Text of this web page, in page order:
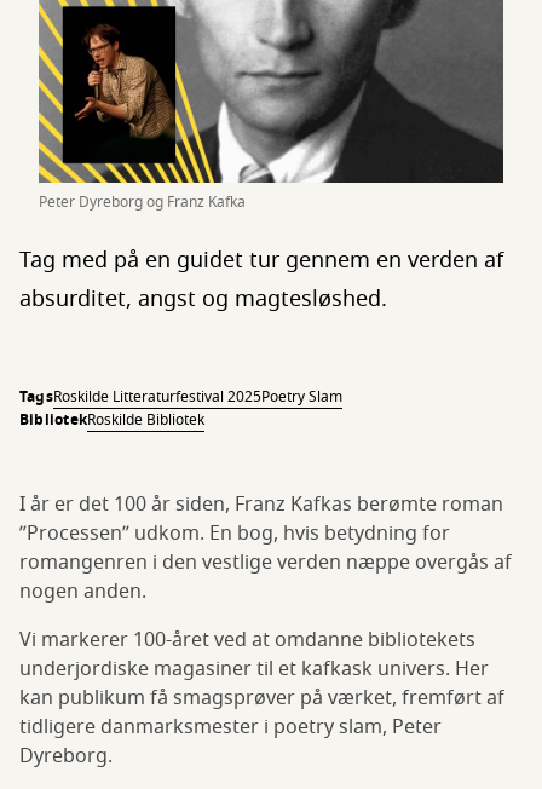
Peter Dyreborg og Franz Kafka
Tag med på en guidet tur gennem en verden af
absurditet, angst og magtesløshed.
TagsRoskilde Litteraturfestival 2025Poetry Slam
BibliotekRoskilde Bibliotek
I år er det 100 år siden, Franz Kafkas berømte roman
”Processen” udkom. En bog, hvis betydning for
romangenren i den vestlige verden næppe overgås af
nogen anden.
Vi markerer 100-året ved at omdanne bibliotekets
underjordiske magasiner til et kafkask univers. Her
kan publikum få smagsprøver på værket, fremført af
tidligere danmarksmester i poetry slam, Peter
Dyreborg.